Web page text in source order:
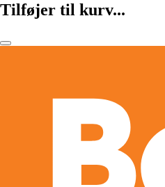
Tilføjer til kurv...